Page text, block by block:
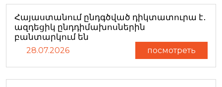
Հայաստանում ընդգծված դիկտատուրա է․
ազդեցիկ ընդդիմախոսներին
բանտարկում են
28.07.2026 посмотреть